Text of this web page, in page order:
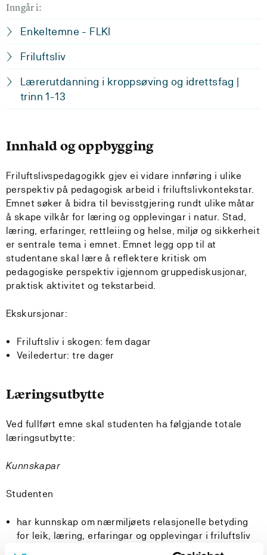
Inngår i:
Enkeltemne - FLKI
Friluftsliv
Lærerutdanning i kroppsøving og idrettsfag |
trinn 1-13
Innhald og oppbygging
Friluftslivspedagogikk gjev ei vidare innføring i ulike
perspektiv på pedagogisk arbeid i friluftslivkontekstar.
Emnet søker å bidra til bevisstgjering rundt ulike måtar
å skape vilkår for læring og opplevingar i natur. Stad,
læring, erfaringer, rettleiing og helse, miljø og sikkerheit
er sentrale tema i emnet. Emnet legg opp til at
studentane skal lære å reflektere kritisk om
pedagogiske perspektiv igjennom gruppediskusjonar,
praktisk aktivitet og tekstarbeid.
Ekskursjonar:
Friluftsliv i skogen: fem dagar
Veiledertur: tre dager
Læringsutbytte
Ved fullført emne skal studenten ha følgjande totale
læringsutbytte:
Kunnskapar
Studenten
har kunnskap om nærmiljøets relasjonelle betyding
for leik, læring, erfaringar og opplevingar i friluftsliv
har kunnskap om pedagogisk teori og didaktikk